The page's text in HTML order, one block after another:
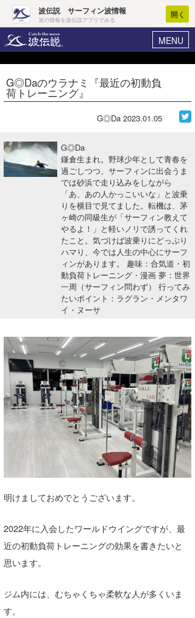
波伝説 サーフィン波情報
波の情報を波伝説アプリでみる
開く
MENU
ヘルプ マイホーム
ログイン
波情報･概況
WAVE HUNTER波予想ツール
サーフィンエリアガイド
会員メニュー
今月のプレゼント
G◎Daのウラナミ『最近の初動負
荷トレーニング』
G◎Da 2023.01.05
G◎Da
鎌倉生まれ。野球少年として青春を
過ごしつつ、サーフィンに出会うま
では砂浜で走り込みをしながら
「あ、あの人かっこいいな」と波乗
りを横目で見てました。転機は、茅
ヶ崎の同級生が「サーフィン教えて
やるよ！」と軽いノリで誘ってくれ
たこと。気づけば波乗りにどっぷり
ハマり、今では人生の中心にサーフ
ィンがあります。 趣味：合気道・初
動負荷トレーニング・漫画 夢：世界
一周（サーフィン問わず） 行ってみ
たいポイント：ラグラン・メンタワ
イ・ヌーサ
明けましておめでとうございます。
2022年に入会したワールドウイングですが、最
近の初動負荷トレーニングの効果を書きたいと
思います。
ジム内には、むちゃくちゃ柔軟な人が多くいま
す。
Core Surf Japan
アート＆エンタメ
ショップ情報
ショップ情報
千葉南
大阪
四国
VOTE!
サーファーズ
Core Surf Japan